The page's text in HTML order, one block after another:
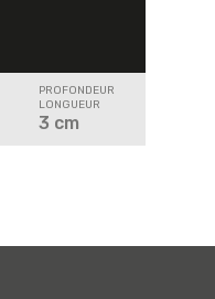
PROFONDEUR
LONGUEUR
3 cm